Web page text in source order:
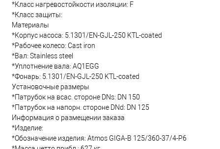
*Класс нагревостойкости изоляции: F
*Класс защиты:
Материалы
*Корпус насоса: 5.1301/EN-GJL-250 KTL-coated
*Рабочее колесо: Cast iron
*Вал: Stainless steel
*Уплотнение вала: AQ1EGG
*Фонарь: 5.1301/EN-GJL-250 KTL-coated
Установочные размеры
*Патрубок на всас. стороне DNs: DN 150
*Патрубок на напорн. стороне DNd: DN 125
Информация о размещении заказа
*Изделие:
*Обозначение изделия: Atmos GIGA-B 125/360-37/4-P6